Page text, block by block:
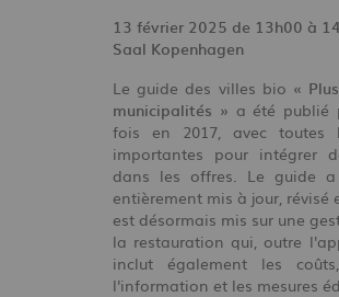
13 février 2025 de 13h00 à
Saal Kopenhagen
Le guide des villes bio «
municipalités » a été publié
fois en 2017, avec toutes
importantes pour intégrer
dans les offres. Le guide
entièrement mis à jour, révisé
est désormais mis sur une
la restauration qui, outre
inclut également les
l'information et les mesures